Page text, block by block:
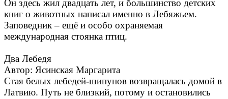
Он здесь жил двадцать лет, и большинство детских
книг о животных написал именно в Лебяжьем.
Заповедник – ещё и особо охраняемая
международная стоянка птиц.
Два Лебедя
Автор: Ясинская Маргарита
Стая белых лебедей-шипунов возвращалась домой в
Латвию. Путь не близкий, потому и остановились